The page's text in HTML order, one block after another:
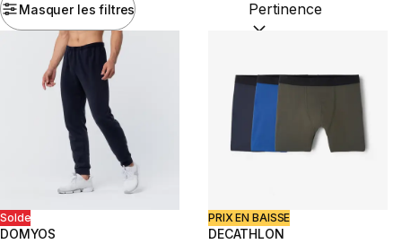
Masquer les filtres Trier par :(optional)
Solde
DOMYOS
PRIX EN BAISSE
DECATHLON